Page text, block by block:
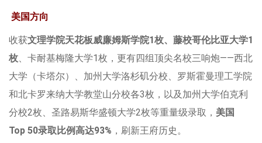
美国方向
收获文理学院天花板威廉姆斯学院1枚、藤校哥伦比亚大学1
枚、卡耐基梅隆大学1枚，更有四组顶尖名校三响炮——西北
大学（卡塔尔）、加州大学洛杉矶分校、罗斯霍曼理工学院
和北卡罗来纳大学教堂山分校各3枚，以及加州大学伯克利
分校2枚、圣路易斯华盛顿大学2枚等重量级录取， 美国
Top 50录取比例高达93% ，刷新王府历史。